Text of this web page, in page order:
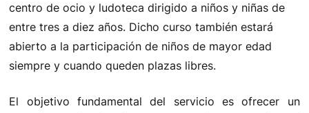
centro de ocio y ludoteca dirigido a niños y niñas de
entre tres a diez años. Dicho curso también estará
abierto a la participación de niños de mayor edad
siempre y cuando queden plazas libres.
El objetivo fundamental del servicio es ofrecer un